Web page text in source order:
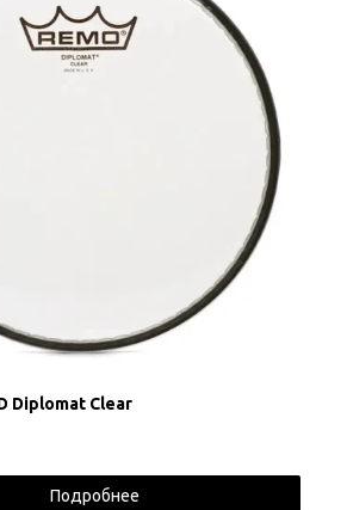
Diplomat Clear
Подробнее